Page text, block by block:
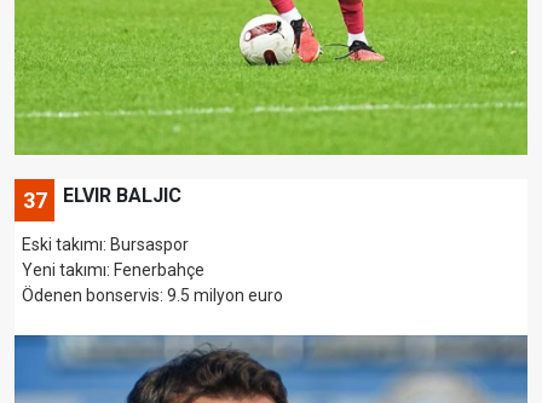
37 ELVIR BALJIC
Eski takımı: Bursaspor
Yeni takımı: Fenerbahçe
Ödenen bonservis: 9.5 milyon euro